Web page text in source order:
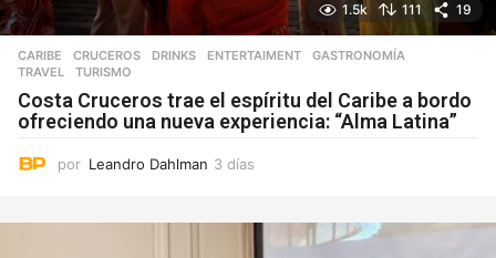
1.5k 111 19
CARIBE ,CRUCEROS ,DRINKS ,ENTERTAIMENT ,GASTRONOMÍA
TRAVEL
,TURISMO
Costa Cruceros trae el espíritu del Caribe a bordo
ofreciendo una nueva experiencia: “Alma Latina”
por Leandro Dahlman 3 días
a